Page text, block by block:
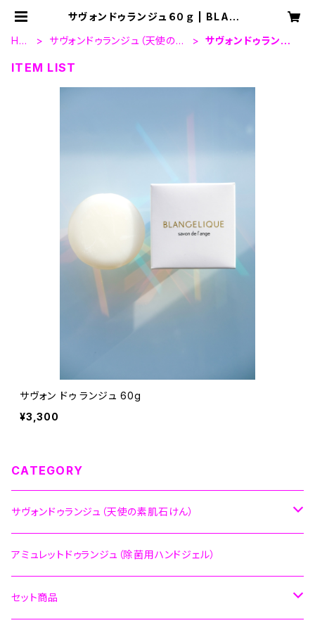
サヴォンドゥランジュ６０ｇ | BLANG
HO
サヴォンドゥランジュ（天使の素
サヴォンドゥランジ
ITEM LIST
サヴォン ドゥ ランジュ 60g
¥3,300
CATEGORY
サヴォンドゥランジュ（天使の素肌石けん）
サヴォンドゥランジュ６０ｇ
サヴォンドゥランジュプティ１０ｇ
アミュレットドゥランジュ（除菌用ハンドジェル）
セット商品